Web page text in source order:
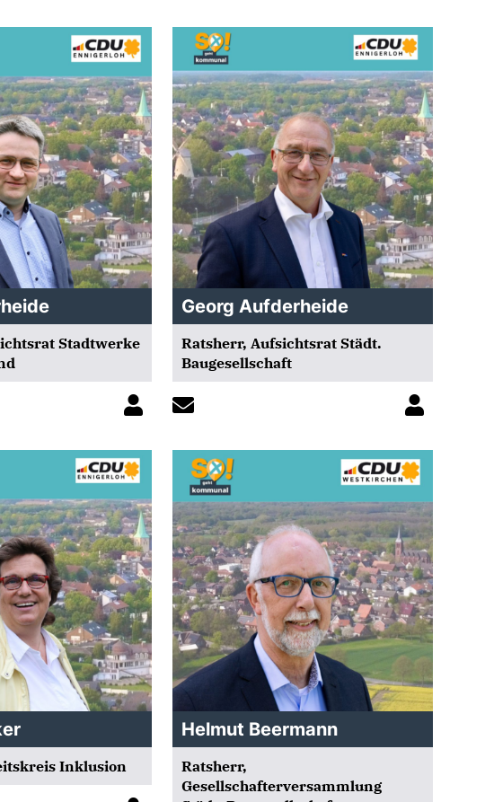
Stadtwerke
Georg Aufderheide
Ratsherr, Aufsichtsrat Städt.
Baugesellschaft
Inklusion
Helmut Beermann
Ratsherr,
Gesellschafterversammlung